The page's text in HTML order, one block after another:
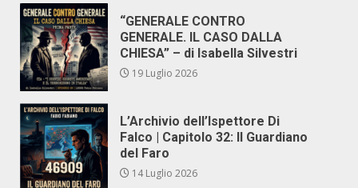
“GENERALE CONTRO
GENERALE. IL CASO DALLA
CHIESA” – di Isabella Silvestri
19 Luglio 2026
L’Archivio dell’Ispettore Di
Falco | Capitolo 32: Il Guardiano
del Faro
14 Luglio 2026